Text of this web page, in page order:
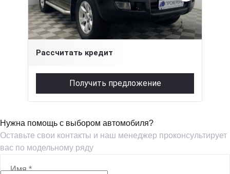
4 л (249 л.с.), АКПП, бензин, полный
1 516 000 ₽
Рассчитать кредит
Получить предложение
Нужна помощь с выбором автомобиля?
Оставьте свои контакты и наш менеджер проконсультирует
вас по модельному ряду
Имя*